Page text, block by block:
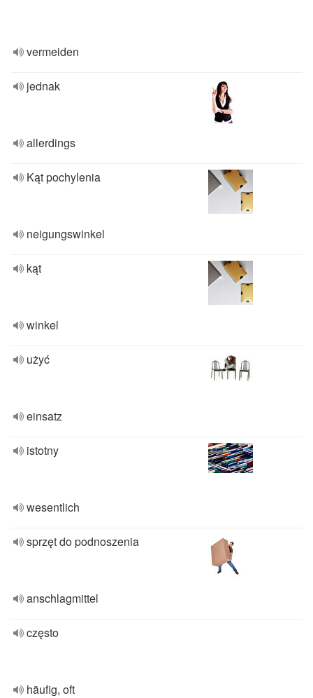
vermeiden
jednak
allerdings
Kąt pochylenia
neigungswinkel
kąt
winkel
użyć
einsatz
istotny
wesentlich
sprzęt do podnoszenia
anschlagmittel
często
häufig, oft